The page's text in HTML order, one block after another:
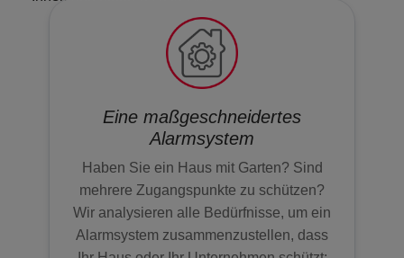
Eine maßgeschneidertes
Alarmsystem
Haben Sie ein Haus mit Garten? Sind
mehrere Zugangspunkte zu schützen?
Wir analysieren alle Bedürfnisse, um ein
Alarmsystem zusammenzustellen, dass